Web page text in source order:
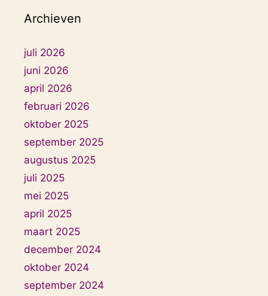
Archieven
juli 2026
juni 2026
april 2026
februari 2026
oktober 2025
september 2025
augustus 2025
juli 2025
mei 2025
april 2025
maart 2025
december 2024
oktober 2024
september 2024